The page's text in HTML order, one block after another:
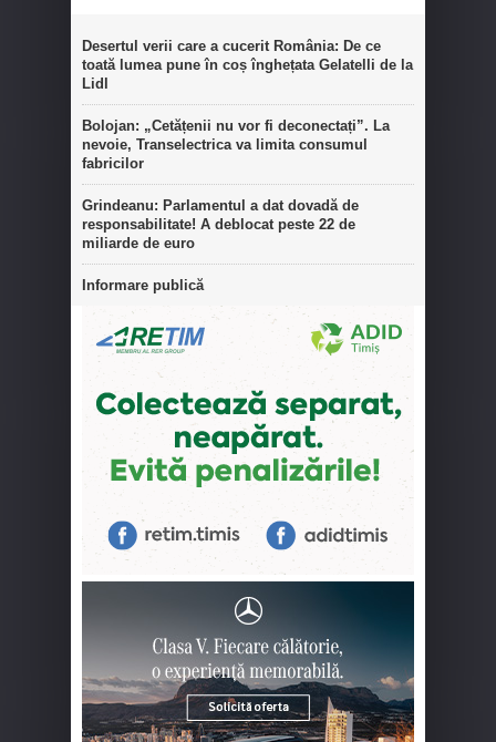
Desertul verii care a cucerit România: De ce
toată lumea pune în coș înghețata Gelatelli de la
Lidl
Bolojan: „Cetățenii nu vor fi deconectați”. La
nevoie, Transelectrica va limita consumul
fabricilor
Grindeanu: Parlamentul a dat dovadă de
responsabilitate! A deblocat peste 22 de
miliarde de euro
Informare publică